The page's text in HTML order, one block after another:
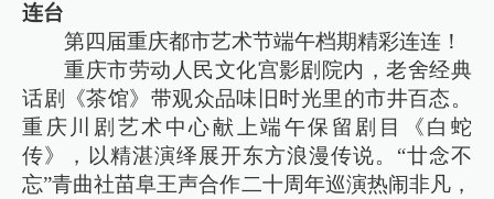
连台
第四届重庆都市艺术节端午档期精彩连连！
重庆市劳动人民文化宫影剧院内，老舍经典
话剧《茶馆》带观众品味旧时光里的市井百态。
重庆川剧艺术中心献上端午保留剧目《白蛇
传》，以精湛演绎展开东方浪漫传说。“廿念不
忘”青曲社苗阜王声合作二十周年巡演热闹非凡，